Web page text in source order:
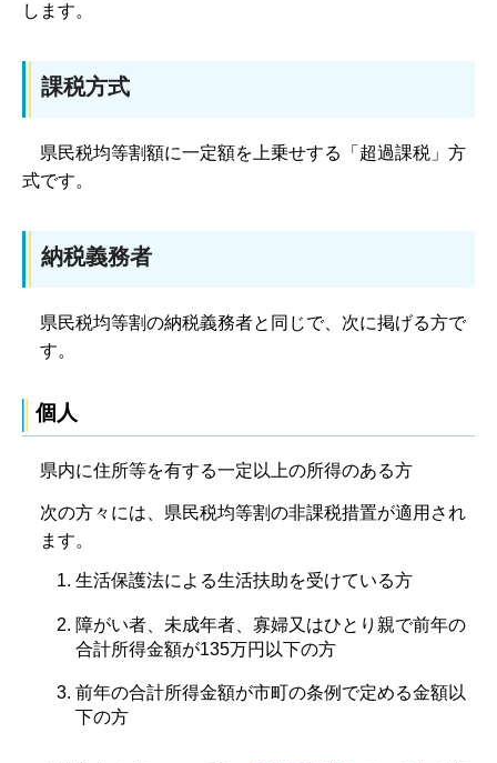
します。
課税方式
県民税均等割額に一定額を上乗せする「超過課税」方
式です。
納税義務者
県民税均等割の納税義務者と同じで、次に掲げる方で
す。
個人
県内に住所等を有する一定以上の所得のある方
次の方々には、県民税均等割の非課税措置が適用され
ます。
生活保護法による生活扶助を受けている方
障がい者、未成年者、寡婦又はひとり親で前年の
合計所得金額が135万円以下の方
前年の合計所得金額が市町の条例で定める金額以
下の方